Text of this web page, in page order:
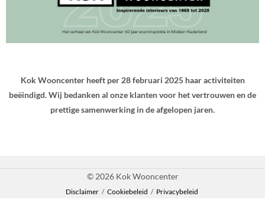
Kok Wooncenter heeft per 28 februari 2025 haar activiteiten
beëindigd. Wij bedanken al onze klanten voor het vertrouwen en de
prettige samenwerking in de afgelopen jaren.
© 2026 Kok Wooncenter
Disclaimer / Cookiebeleid / Privacybeleid